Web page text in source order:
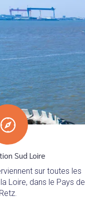
Sud Loire
sur toutes les
Loire, dans le Pays de
Retz.